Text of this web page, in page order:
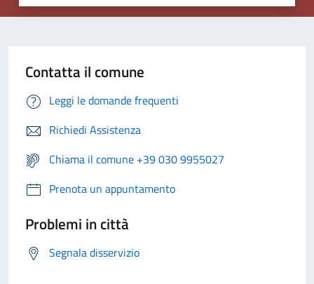
Contatta il comune
Leggi le domande frequenti
Richiedi Assistenza
Chiama il comune +39 030 9955027
Prenota un appuntamento
Problemi in città
Segnala disservizio